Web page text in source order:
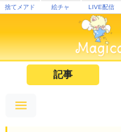
捨てメアド 絵チャ LIVE配信
記事